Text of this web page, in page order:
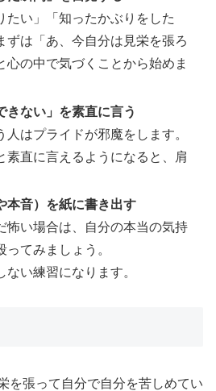
たい」「知ったかぶりをした
ずは「あ、今自分は見栄を張ろ
心の中で気づくことから始めま
きない」を素直に言う
人はプライドが邪魔をします。
素直に言えるようになると、肩
本音）を紙に書き出す
怖い場合は、自分の本当の気持
てみましょう。
ない練習になります。
を張って自分で自分を苦しめてい